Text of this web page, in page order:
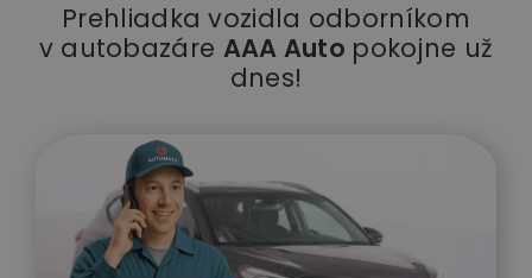
Prehliadka vozidla odborníkom
v autobazáre AAA Auto pokojne už
dnes!